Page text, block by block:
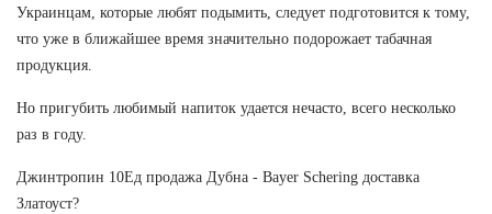
Украинцам, которые любят подымить, следует подготовится к тому,
что уже в ближайшее время значительно подорожает табачная
продукция.
Но пригубить любимый напиток удается нечасто, всего несколько
раз в году.
Джинтропин 10Ед продажа Дубна - Bayer Schering доставка
Златоуст?